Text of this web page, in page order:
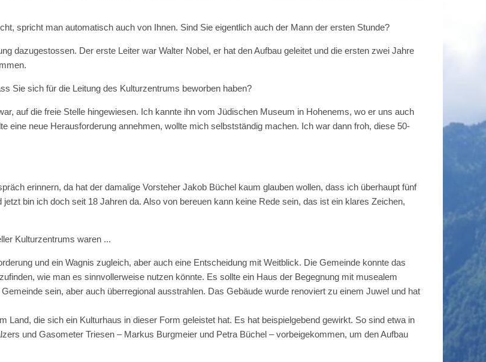
spricht man automatisch auch von Ihnen. Sind Sie eigentlich auch der Mann der ersten Stunde?
dazugestossen. Der erste Leiter war Walter Nobel, er hat den Aufbau geleitet und die ersten zwei Jahre
Sie sich für die Leitung des Kulturzentrums beworben haben?
auf die freie Stelle hingewiesen. Ich kannte ihn vom Jüdischen Museum in Hohenems, wo er uns auch
eine neue Herausforderung annehmen, wollte mich selbstständig machen. Ich war dann froh, diese 50-
erinnern, da hat der damalige Vorsteher Jakob Büchel kaum glauben wollen, dass ich überhaupt fünf
bin ich doch seit 18 Jahren da. Also von bereuen kann keine Rede sein, das ist ein klares Zeichen,
Kulturzentrums waren ...
und ein Wagnis zugleich, aber auch eine Entscheidung mit Weitblick. Die Gemeinde konnte das
wie man es sinnvollerweise nutzen könnte. Es sollte ein Haus der Begegnung mit musealem
sein, aber auch überregional ausstrahlen. Das Gebäude wurde renoviert zu einem Juwel und hat
Land, die sich ein Kulturhaus in dieser Form geleistet hat. Es hat beispielgebend gewirkt. So sind etwa in
und Gasometer Triesen – Markus Burgmeier und Petra Büchel – vorbeigekommen, um den Aufbau